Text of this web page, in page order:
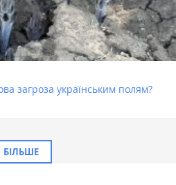
загроза українським полям?
БІЛЬШЕ